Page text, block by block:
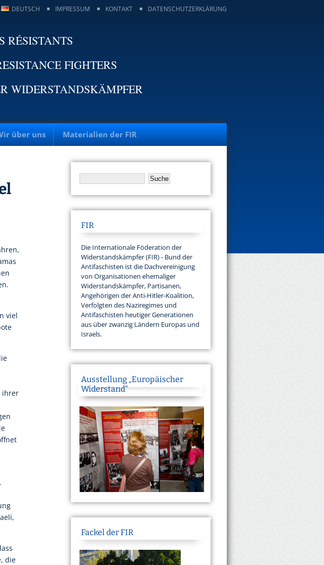
DATENSCHUTZERKLÄRUNG
KONTAKT
IMPRESSUM
DEUTSCH
RÉSISTANTS
FIGHTERS
WIDERSTANDSKÄMPFER
über uns Materialien der FIR
viel
ihrer
die
FIR
Die Internationale Föderation der
Widerstandskämpfer (FIR) - Bund der
Antifaschisten ist die Dachvereinigung
von Organisationen ehemaliger
Widerstandskämpfer, Partisanen,
Angehörigen der Anti-Hitler-Koalition,
Verfolgten des Naziregimes und
Antifaschisten heutiger Generationen
aus über zwanzig Ländern Europas und
Israels.
Ausstellung „Europäischer
Widerstand“
Fackel der FIR